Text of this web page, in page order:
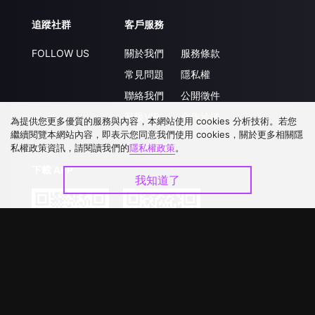
追蹤社群
FOLLOW US
客戶服務
關於我們
常見問題
聯絡我們
升級VIP
服務條款
隱私權
公開徵件
合作洽談
下載 APP
為提供您更多優質的服務與內容，本網站使用 cookies 分析技術。若您
繼續閱覽本網站內容，即表示您同意我們使用 cookies，關於更多相關隱
私權政策資訊，請閱讀我們的隱私權政策。
我知道了